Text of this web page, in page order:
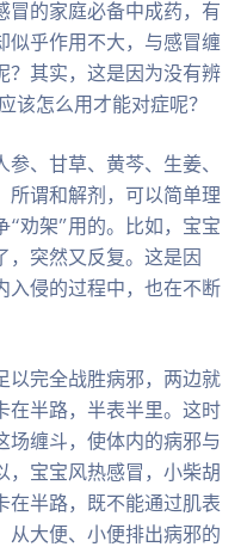
冒的家庭必备中成药，有
似乎作用不大，与感冒缠
？其实，这是因为没有辨
该怎么用才能对症呢？
、甘草、黄芩、生姜、
所谓和解剂，可以简单理
劝架”用的。比如，宝宝
，突然又反复。这是因
入侵的过程中，也在不断
以完全战胜病邪，两边就
在半路，半表半里。这时
场缠斗，使体内的病邪与
，宝宝风热感冒，小柴胡
在半路，既不能通过肌表
从大便、小便排出病邪的